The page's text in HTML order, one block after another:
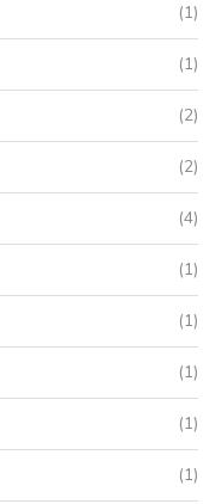
(1)
(1)
(2)
(2)
(4)
(1)
(1)
(1)
(1)
(1)